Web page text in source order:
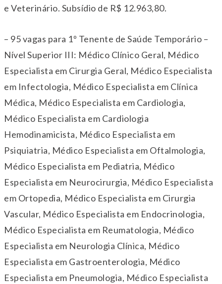
e Veterinário. Subsídio de R$ 12.963,80.
– 95 vagas para 1º Tenente de Saúde Temporário –
Nível Superior III: Médico Clínico Geral, Médico
Especialista em Cirurgia Geral, Médico Especialista
em Infectologia, Médico Especialista em Clínica
Médica, Médico Especialista em Cardiologia,
Médico Especialista em Cardiologia
Hemodinamicista, Médico Especialista em
Psiquiatria, Médico Especialista em Oftalmologia,
Médico Especialista em Pediatria, Médico
Especialista em Neurocirurgia, Médico Especialista
em Ortopedia, Médico Especialista em Cirurgia
Vascular, Médico Especialista em Endocrinologia,
Médico Especialista em Reumatologia, Médico
Especialista em Neurologia Clínica, Médico
Especialista em Gastroenterologia, Médico
Especialista em Pneumologia, Médico Especialista